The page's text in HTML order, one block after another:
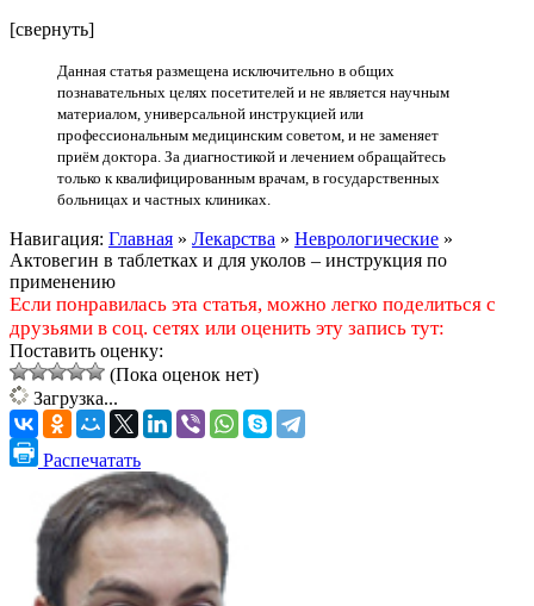
[свернуть]
Данная статья размещена исключительно в общих
познавательных целях посетителей и не является научным
материалом, универсальной инструкцией или
профессиональным медицинским советом, и не заменяет
приём доктора. За диагностикой и лечением обращайтесь
только к квалифицированным врачам, в государственных
больницах и частных клиниках.
Навигация: Главная » Лекарства » Неврологические »
Актовегин в таблетках и для уколов – инструкция по
применению
Если понравилась эта статья, можно легко поделиться с
друзьями в соц. сетях или оценить эту запись тут:
Поставить оценку:
(Пока оценок нет)
Загрузка...
Распечатать